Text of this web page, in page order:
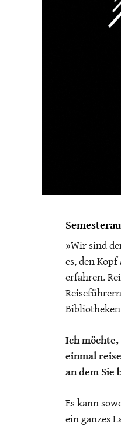
»Wir sind
es, den
erfahren.
Ich möchte,
einmal
an dem Sie
Es kann
ein ganzes